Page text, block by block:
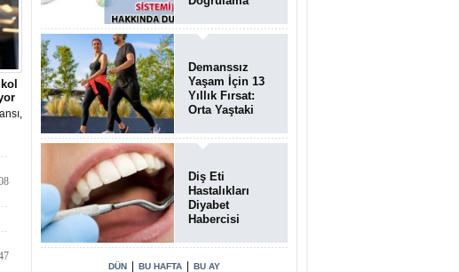
(Biyometrik
Kimlik
Sistemi)
07.08.2026
Demanssız
Yaşam İçin 13
Yıllık Fırsat:
Orta Yaştaki
Beyin Sağlığını
Belirliyor
Diş Eti
Hastalıkları
Diyabet
Habercisi
Sağlığı Ve
Şeker
DÜN BU HAFTA BU AY